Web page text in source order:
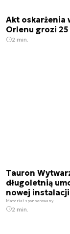
Akt oskarżenia
Orlenu grozi 25
2 min.
Tauron
długoletnią
nowej instalacji
Materiał sponsorowany
2 min.